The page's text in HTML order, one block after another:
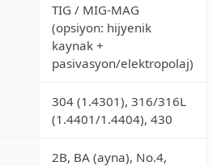
TIG / MIG-MAG
(opsiyon: hijyenik
kaynak +
pasivasyon/elektropolaj)
304 (1.4301), 316/316L
(1.4401/1.4404), 430
2B, BA (ayna), No.4,